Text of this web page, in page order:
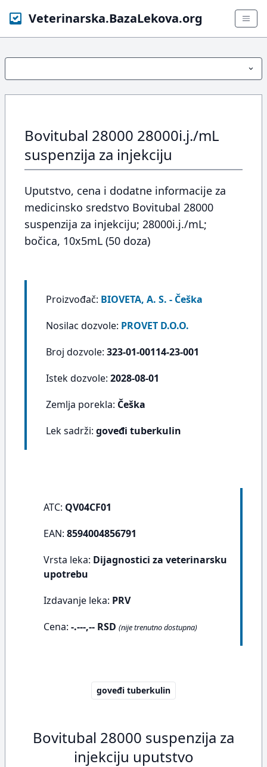
Veterinarska.BazaLekova.org
Bovitubal 28000 28000i.j./mL
suspenzija za injekciju
Uputstvo, cena i dodatne informacije za
medicinsko sredstvo Bovitubal 28000
suspenzija za injekciju; 28000i.j./mL;
bočica, 10x5mL (50 doza)
Proizvođač: BIOVETA, A. S. - Češka
Nosilac dozvole: PROVET D.O.O.
Broj dozvole: 323-01-00114-23-001
Istek dozvole: 2028-08-01
Zemlja porekla: Češka
Lek sadrži: goveđi tuberkulin
ATC: QV04CF01
EAN: 8594004856791
Vrsta leka: Dijagnostici za veterinarsku
upotrebu
Izdavanje leka: PRV
Cena: -.---,-- RSD (nije trenutno dostupna)
goveđi tuberkulin
Bovitubal 28000 suspenzija za
injekciju uputstvo